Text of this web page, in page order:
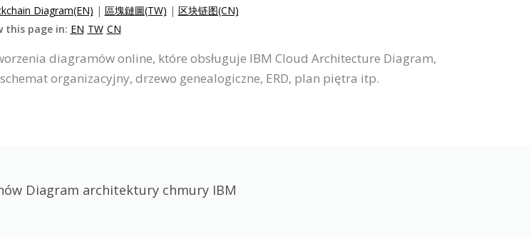
Diagram(EN) | 區塊鏈圖(TW) | 区块链图(CN)
this page in: EN TW CN
diagramów online, które obsługuje IBM Cloud Architecture Diagram,
organizacyjny, drzewo genealogiczne, ERD, plan piętra itp.
Diagram architektury chmury IBM